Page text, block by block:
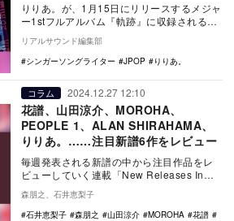
りりあ。が、1月15日にリリースするメジャ
ー1stフルアルバム『軌跡』に収録される全
17曲を試聴できるクロスフェードを公開し
た。…
リアルサウンド編集部
シンガーソングライター
JPOP りりあ。
コラム 2024.12.27 12:10
花譜、山田涼介、MOROHA、
PEOPLE 1、ALAN SHIRAHAMA、
りりあ。……注目新譜6作をレビュー
毎週発表される新譜の中から注目作品をレ
ビューしていく連載「New Releases In
Focus」。今回は山田涼介「SWIC…
森朋之、石井恵梨子
石井恵梨子
森朋之 山田涼介 MOROHA
花譜